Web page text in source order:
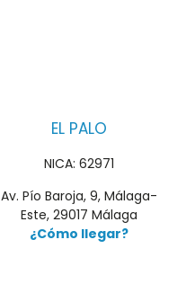
EL PALO
NICA: 62971
Av. Pío Baroja, 9, Málaga-
Este, 29017 Málaga
¿Cómo llegar?